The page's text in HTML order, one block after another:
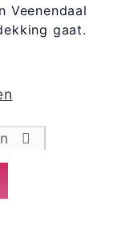
Veenendaal
gaat.